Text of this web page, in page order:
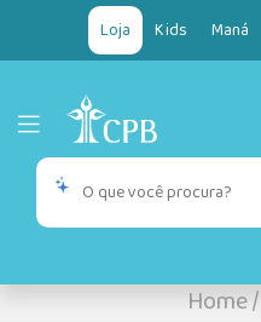
Loja Kids Maná
Home/